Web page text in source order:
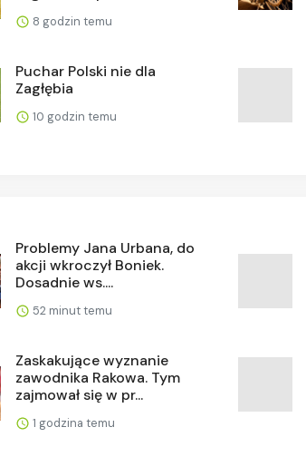
8 godzin temu
Puchar Polski nie dla
Zagłębia
10 godzin temu
Problemy Jana Urbana, do
akcji wkroczył Boniek.
Dosadnie ws....
52 minut temu
Zaskakujące wyznanie
zawodnika Rakowa. Tym
zajmował się w pr...
1 godzina temu